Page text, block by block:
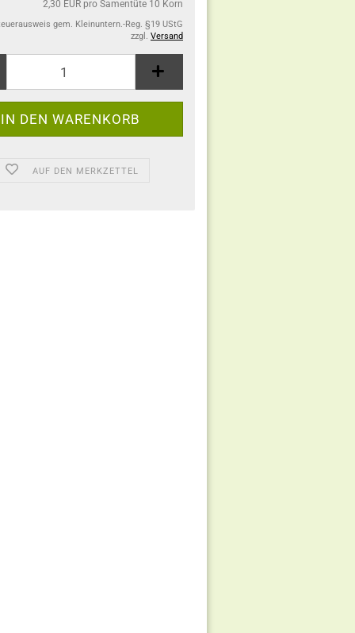
2,30 EUR pro Samentüte 10 Korn
gem. Kleinuntern.-Reg. §19 UStG
zzgl. Versand
AUF DEN MERKZETTEL